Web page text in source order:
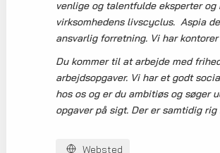
venlige og talentfulde eksperter
virksomhedens livscyclus. Aspia
ansvarlig forretning. Vi har
Du kommer til at arbejde med
arbejdsopgaver. Vi har et godt
hos os og er du ambitiøs og søger
opgaver på sigt. Der er samtidig
Websted